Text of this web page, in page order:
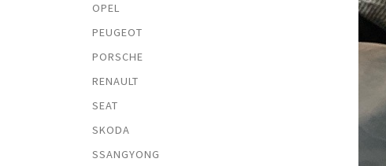
OPEL
PEUGEOT
PORSCHE
RENAULT
SEAT
SKODA
SSANGYONG